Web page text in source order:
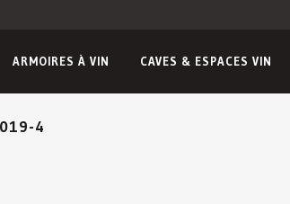
ARMOIRES À VIN CAVES & ESPACES VIN
4